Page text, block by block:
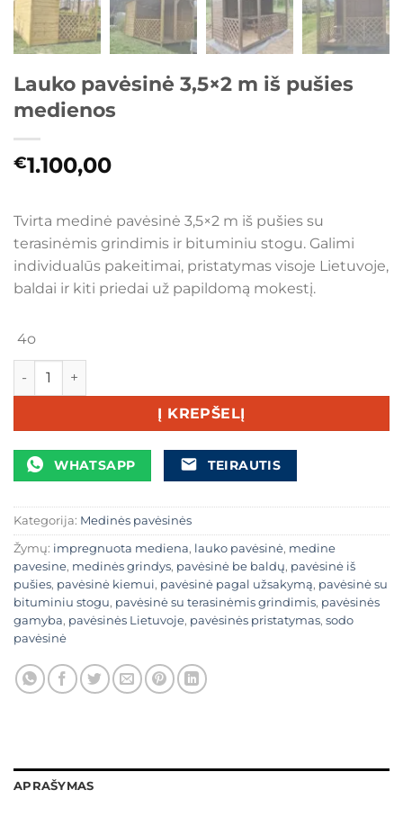
Lauko pavėsinė 3,5×2 m iš pušies
medienos
€1.100,00
Tvirta medinė pavėsinė 3,5×2 m iš pušies su
terasinėmis grindimis ir bituminiu stogu. Galimi
individualūs pakeitimai, pristatymas visoje Lietuvoje,
baldai ir kiti priedai už papildomą mokestį.
4o
produkto kiekis: Lauko pavėsinė 3,5×2 m iš pušies
Į KREPŠELĮ
WHATSAPP TEIRAUTIS
Kategorija: Medinės pavėsinės
Žymų: impregnuota mediena, lauko pavėsinė, medine
pavesine, medinės grindys, pavėsinė be baldų, pavėsinė iš
pušies, pavėsinė kiemui, pavėsinė pagal užsakymą, pavėsinė su
bituminiu stogu, pavėsinė su terasinėmis grindimis, pavėsinės
gamyba, pavėsinės Lietuvoje, pavėsinės pristatymas, sodo
pavėsinė
APRAŠYMAS